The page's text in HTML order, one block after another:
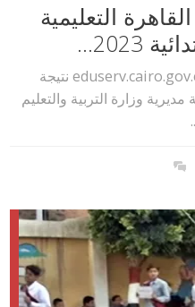
التعليمية
2023...
موقع بوابة القاهرة التعليمية eduserv.cairo.gov.eg نتيجة
2023 الابتدائية مديرية وزارة التربية والتعليم